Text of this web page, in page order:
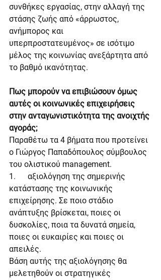
συνθήκες εργασίας, στην αλλαγή της
στάσης ζωής από «άρρωστος,
ανήμπορος και
υπερπροστατευμένος» σε ισότιμο
μέλος της κοινωνίας ανεξάρτητα από
το βαθμό ικανότητας.
Πως μπορούν να επιβιώσουν όμως
αυτές οι κοινωνικές επιχειρήσεις
στην ανταγωνιστικότητα της ανοιχτής
αγοράς;
Παραθέτω τα 4 βήματα που προτείνει
ο Γιώργος Παπαδόπουλος σύμβουλος
του ολιστικού management.
1.      αξιολόγηση της σημερινής
κατάστασης της κοινωνικής
επιχείρησης. Σε ποιο στάδιο
ανάπτυξης βρίσκεται, ποιες οι
δυσκολίες, ποια τα δυνατά σημεία,
ποιες οι ευκαιρίες και ποιες οι
απειλές.
Βάση αυτής της αξιολόγησης θα
μελετηθούν οι στρατηγικές